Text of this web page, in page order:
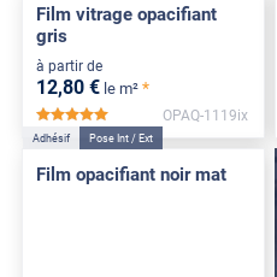
Film vitrage opacifiant
gris
à partir de
12,80 € le m² *
*****
OPAQ-1119ix
Adhésif Pose Int / Ext
Film opacifiant noir mat